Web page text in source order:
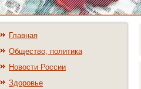
Главная
Общество, политика
Новости России
Здоровье